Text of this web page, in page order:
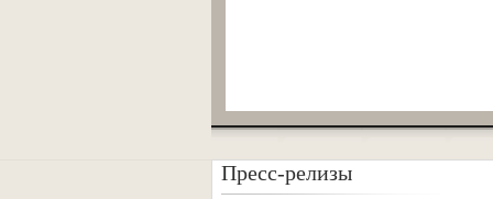
Пресс-релизы